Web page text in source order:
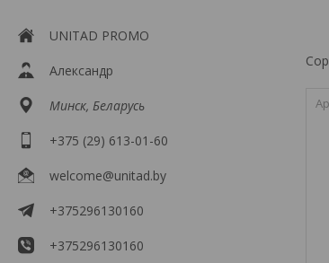
UNITAD PROMO
Александр
Минск, Беларусь
+375 (29) 613-01-60
welcome@unitad.by
+375296130160
+375296130160